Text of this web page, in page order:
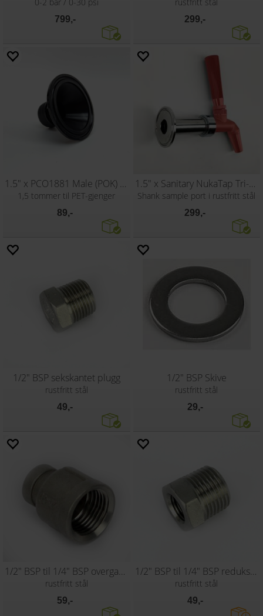
799,- 299,-
1.5" x PCO1881 Male (POK) Tri-Clamp
1,5 tommer til PET-gjenger
89,-
1.5" x Sanitary NukaTap Tri-Clamp
Shank sample port i rustfritt stål
299,-
1/2" BSP sekskantet plugg
rustfritt stål
49,-
1/2" BSP Skive
rustfritt stål
29,-
1/2" BSP til 1/4" BSP overgang
rustfritt stål
59,-
1/2" BSP til 1/4" BSP reduksjon
rustfritt stål
49,-